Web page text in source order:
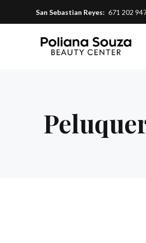
San Sebastian Reyes: 671 202